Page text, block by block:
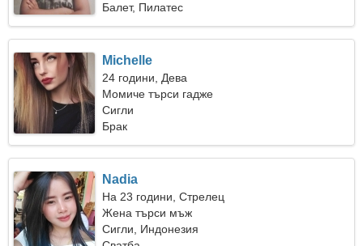
Балет, Пилатес
Michelle
24 години, Дева
Момиче търси гадже
Сигли
Брак
Nadia
На 23 години, Стрелец
Жена търси мъж
Сигли, Индонезия